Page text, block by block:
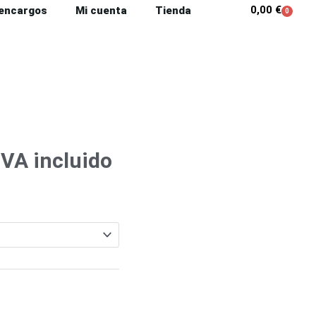
Mi cuenta Tienda 0,00 € 0
Carrito
€
incluido